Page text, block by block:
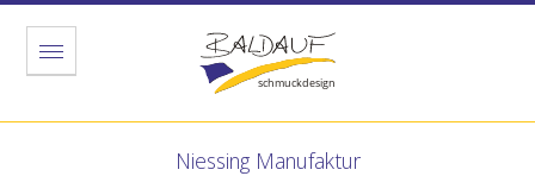
Niessing Manufaktur